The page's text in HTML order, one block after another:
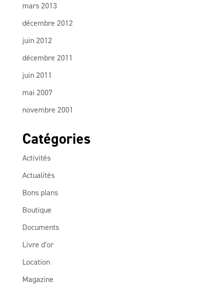
mars 2013
décembre 2012
juin 2012
décembre 2011
juin 2011
mai 2007
novembre 2001
Catégories
Activités
Actualités
Bons plans
Boutique
Documents
Livre d'or
Location
Magazine